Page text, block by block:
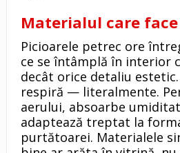
Materialul care
Picioarele petrec ore
ce se întâmplă în interior
decât orice detaliu
respiră — literalmente.
aerului, absoarbe
adaptează treptat la
purtătoarei. Materialele